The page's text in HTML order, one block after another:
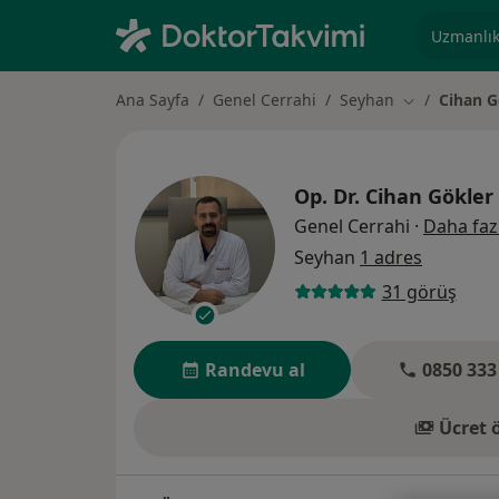
Ana Sayfa Genel Cerrahi Seyhan ŞehirCihan
Op. Dr. Cihan Gökler
Genel Cerrahi · Daha
Seyhan 1 adres
31 görüş
Randevu al 0850
Ücret